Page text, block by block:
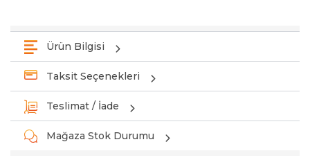
Ürün Bilgisi
Taksit Seçenekleri
Teslimat / İade
Mağaza Stok Durumu